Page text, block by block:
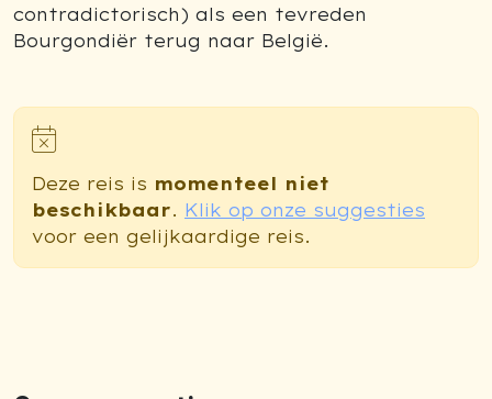
contradictorisch) als een tevreden
Bourgondiër terug naar België.
Deze reis is momenteel niet
beschikbaar. Klik op onze suggesties
voor een gelijkaardige reis.